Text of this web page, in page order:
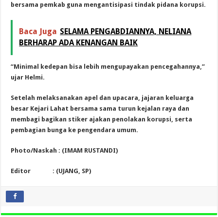
bersama pemkab guna mengantisipasi tindak pidana korupsi.
Baca Juga SELAMA PENGABDIANNYA, NELIANA
BERHARAP ADA KENANGAN BAIK
“Minimal kedepan bisa lebih mengupayakan pencegahannya,”
ujar Helmi.
Setelah melaksanakan apel dan upacara, jajaran keluarga
besar Kejari Lahat bersama sama turun kejalan raya dan
membagi bagikan stiker ajakan penolakan korupsi, serta
pembagian bunga ke pengendara umum.
Photo/Naskah : (IMAM RUSTANDI)
Editor : (UJANG, SP)